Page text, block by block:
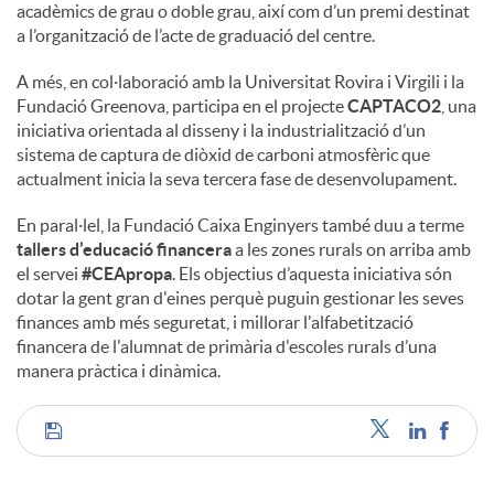
acadèmics de grau o doble grau, així com d’un premi destinat
a l’organització de l’acte de graduació del centre.
A més, en col·laboració amb la Universitat Rovira i Virgili i la
Fundació Greenova, participa en el projecteCAPTACO2 , una
iniciativa orientada al disseny i la industrialització d’un
sistema de captura de diòxid de carboni atmosfèric que
actualment inicia la seva tercera fase de desenvolupament.
En paral·lel, la Fundació Caixa Enginyers també duu a terme
tallers d’educació financeraa les zones rurals on arriba amb
el servei #CEApropa. Els objectius d’aquesta iniciativa són
dotar la gent gran d'eines perquè puguin gestionar les seves
finances amb més seguretat, i millorar l'alfabetització
financera de l'alumnat de primària d'escoles rurals d’una
manera pràctica i dinàmica.
C